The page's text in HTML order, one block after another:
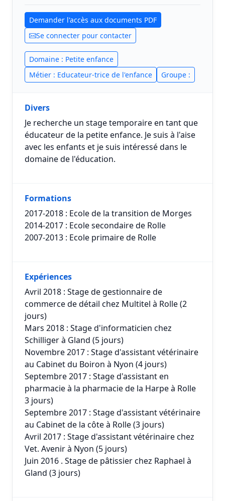
Demander l'accès aux documents PDF
Se connecter pour contacter
Domaine : Petite enfance
Métier : Educateur-trice de l'enfance
Groupe :
Divers
Je recherche un stage temporaire en tant que
éducateur de la petite enfance. Je suis à l'aise
avec les enfants et je suis intéressé dans le
domaine de l'éducation.
Formations
2017-2018 : Ecole de la transition de Morges
2014-2017 : Ecole secondaire de Rolle
2007-2013 : Ecole primaire de Rolle
Expériences
Avril 2018 : Stage de gestionnaire de
commerce de détail chez Multitel à Rolle (2
jours)
Mars 2018 : Stage d'informaticien chez
Schilliger à Gland (5 jours)
Novembre 2017 : Stage d'assistant vétérinaire
au Cabinet du Boiron à Nyon (4 jours)
Septembre 2017 : Stage d'assistant en
pharmacie à la pharmacie de la Harpe à Rolle
3 jours)
Septembre 2017 : Stage d'assistant vétérinaire
au Cabinet de la côte à Rolle (3 jours)
Avril 2017 : Stage d'assistant vétérinaire chez
Vet. Avenir à Nyon (5 jours)
Juin 2016 . Stage de pâtissier chez Raphael à
Gland (3 jours)